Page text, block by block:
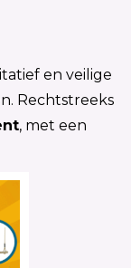
en veilige
Rechtstreeks
, met een